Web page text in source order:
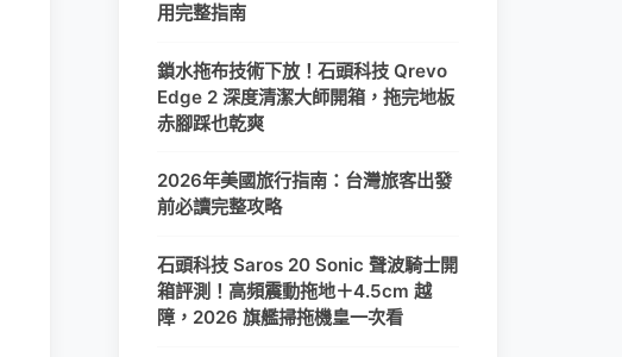
用完整指南
鎖水拖布技術下放！石頭科技 Qrevo
Edge 2 深度清潔大師開箱，拖完地板
赤腳踩也乾爽
2026年美國旅行指南：台灣旅客出發
前必讀完整攻略
石頭科技 Saros 20 Sonic 聲波騎士開
箱評測！高頻震動拖地＋4.5cm 越
障，2026 旗艦掃拖機皇一次看